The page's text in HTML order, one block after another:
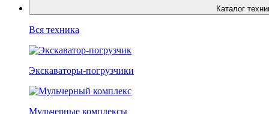
Каталог
Вся техника
Экскаваторы-погрузчики
Мульчерные комплексы